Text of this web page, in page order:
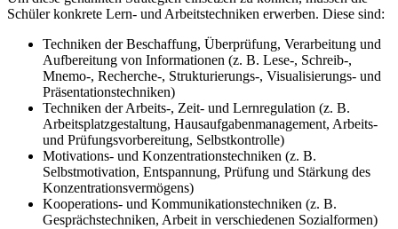
Schüler konkrete Lern- und Arbeitstechniken erwerben. Diese sind:
Techniken der Beschaffung, Überprüfung, Verarbeitung und
Aufbereitung von Informationen (z. B. Lese-, Schreib-,
Mnemo-, Recherche-, Strukturierungs-, Visualisierungs- und
Präsentationstechniken)
Techniken der Arbeits-, Zeit- und Lernregulation (z. B.
Arbeitsplatzgestaltung, Hausaufgabenmanagement, Arbeits-
und Prüfungsvorbereitung, Selbstkontrolle)
Motivations- und Konzentrationstechniken (z. B.
Selbstmotivation, Entspannung, Prüfung und Stärkung des
Konzentrationsvermögens)
Kooperations- und Kommunikationstechniken (z. B.
Gesprächstechniken, Arbeit in verschiedenen Sozialformen)